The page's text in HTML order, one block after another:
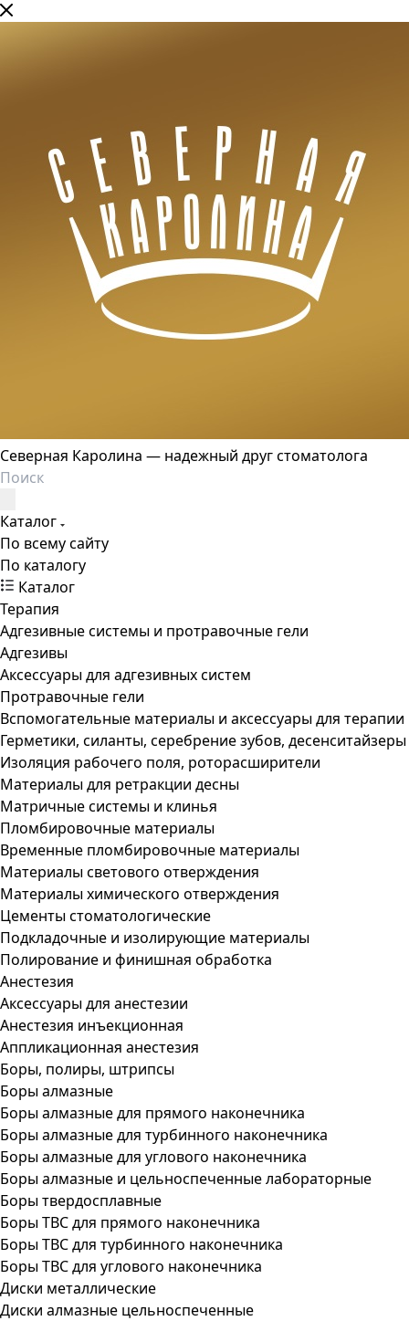
Северная Каролина — надежный друг стоматолога
Каталог
По всему сайту
По каталогу
Каталог
Терапия
Адгезивные системы и протравочные гели
Адгезивы
Аксессуары для адгезивных систем
Протравочные гели
Вспомогательные материалы и аксессуары для терапии
Герметики, силанты, серебрение зубов, десенситайзеры
Изоляция рабочего поля, роторасширители
Материалы для ретракции десны
Матричные системы и клинья
Пломбировочные материалы
Временные пломбировочные материалы
Материалы светового отверждения
Материалы химического отверждения
Цементы стоматологические
Подкладочные и изолирующие материалы
Полирование и финишная обработка
Анестезия
Аксессуары для анестезии
Анестезия инъекционная
Аппликационная анестезия
Боры, полиры, штрипсы
Боры алмазные
Боры алмазные для прямого наконечника
Боры алмазные для турбинного наконечника
Боры алмазные для углового наконечника
Боры алмазные и цельноспеченные лабораторные
Боры твердосплавные
Боры ТВС для прямого наконечника
Боры ТВС для турбинного наконечника
Боры ТВС для углового наконечника
Диски металлические
Диски алмазные цельноспеченные